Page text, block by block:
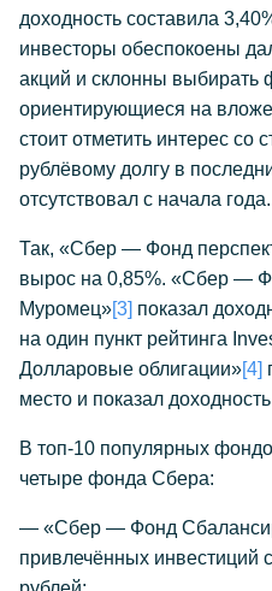
доходность составила
инвесторы обеспокоены
акций и склонны
ориентирующиеся на
стоит отметить интерес со
рублёвому долгу в
отсутствовал с начала года.
Так, «Сбер — Фонд
вырос на 0,85%. «Сбер —
Муромец»[3] показал
на один пункт рейтинга
Долларовые облигации»[4]
место и показал
В топ-10 популярных
четыре фонда Сбера:
— «Сбер — Фонд
привлечённых инвестиций